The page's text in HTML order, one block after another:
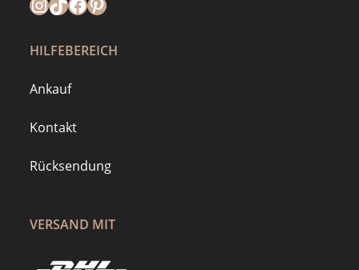
Instagram
https://www.tiktok.com/@mymilla.de
Facebook
Pinterest
HILFEBEREICH
Ankauf
Kontakt
Rücksendung
VERSAND MIT